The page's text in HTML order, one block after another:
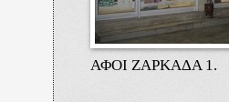
ΑΦΟΙ ΖΑΡΚΑΔΑ 1.